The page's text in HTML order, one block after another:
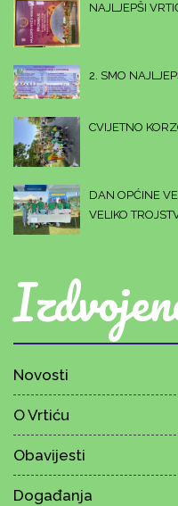
NAJLJEPŠI
2. SMO
CVIJETNO
DAN OPĆINE
VELIKO
Novosti
O Vrtiću
Obavijesti
Događanja